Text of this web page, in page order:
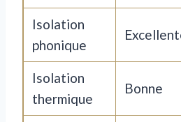
Isolation
phonique
Isolation
thermique
Bonne